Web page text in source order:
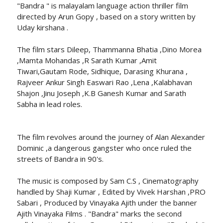
"Bandra " is malayalam language action thriller film
directed by Arun Gopy , based on a story written by
Uday kirshana .
The film stars Dileep, Thammanna Bhatia ,Dino Morea
,Mamta Mohandas ,R Sarath Kumar ,Amit
Tiwari,Gautam Rode, Sidhique, Darasing Khurana ,
Rajveer Ankur Singh Easwari Rao ,Lena ,Kalabhavan
Shajon ,Jinu Joseph ,K.B Ganesh Kumar and Sarath
Sabha in lead roles.
The film revolves around the journey of Alan Alexander
Dominic ,a dangerous gangster who once ruled the
streets of Bandra in 90's.
The music is composed by Sam C.S , Cinematography
handled by Shaji Kumar , Edited by Vivek Harshan ,PRO
Sabari , Produced by Vinayaka Ajith under the banner
Ajith Vinayaka Films . "Bandra" marks the second